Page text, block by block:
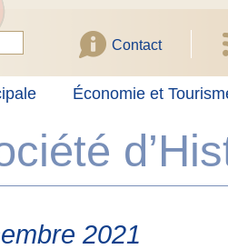
Contact
Économie et
2021